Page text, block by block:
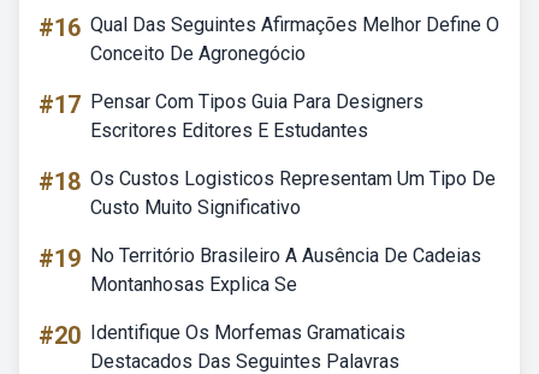
#16 Qual Das Seguintes Afirmações Melhor Define O
Conceito De Agronegócio
#17 Pensar Com Tipos Guia Para Designers
Escritores Editores E Estudantes
#18 Os Custos Logisticos Representam Um Tipo De
Custo Muito Significativo
#19 No Território Brasileiro A Ausência De Cadeias
Montanhosas Explica Se
#20 Identifique Os Morfemas Gramaticais
Destacados Das Seguintes Palavras